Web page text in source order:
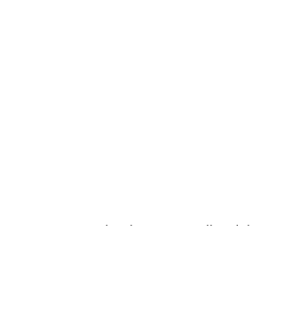
Esta temporada, algunas estrellas del